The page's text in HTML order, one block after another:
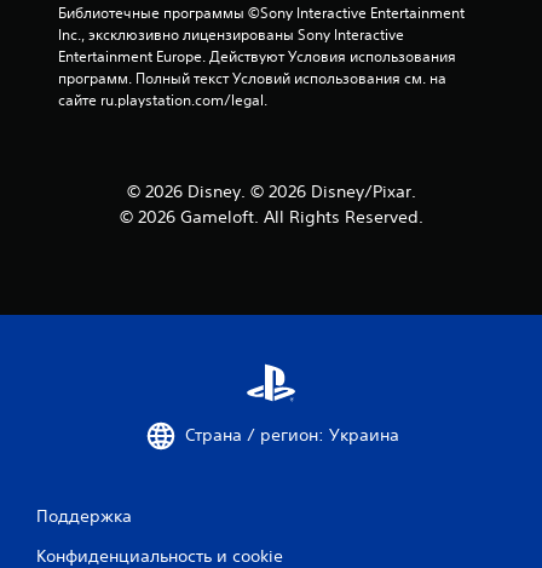
Библиотечные программы ©Sony Interactive Entertainment
Inc., эксклюзивно лицензированы Sony Interactive
Entertainment Europe. Действуют Условия использования
программ. Полный текст Условий использования см. на
сайте ru.playstation.com/legal.
© 2026 Disney. © 2026 Disney/Pixar.
© 2026 Gameloft. All Rights Reserved.
Страна / регион: Украина
Поддержка
Конфиденциальность и cookie